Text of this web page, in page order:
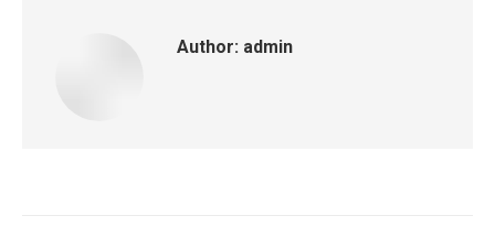
Author: admin